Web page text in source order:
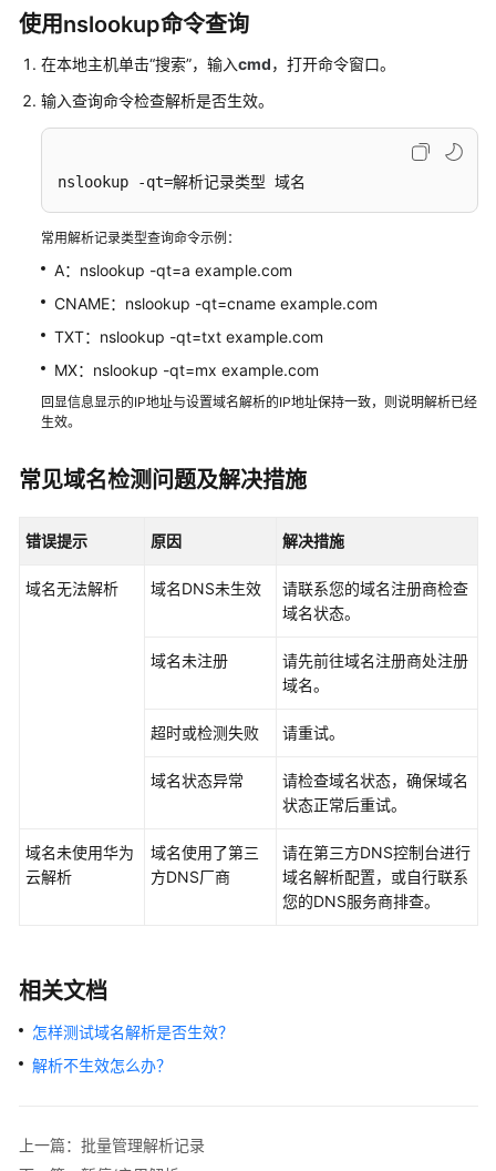
理
解
批
量
管
解
析
记
公
解
解
域
名
泛
析
置
使用nslookup命令查询
在本地主机单击“搜索”，输入cmd，打开命令窗口。
输入查询命令检查解析是否生效。
nslookup -qt=解析记录类型 域名
常用解析记录类型查询命令示例：
A：nslookup -qt=a example.com
CNAME：nslookup -qt=cname example.com
TXT：nslookup -qt=txt example.com
MX：nslookup -qt=mx example.com
回显信息显示的IP地址与设置域名解析的IP地址保持一致，则说明解析已经
生效。
常见域名检测问题及解决措施
错误提示 原因 解决措施
域名无法解析 域名DNS未生效
请联系您的域名注册商检查
域名状态。
域名未注册
请先前往域名注册商处注册
域名。
超时或检测失败 请重试。
域名状态异常
请检查域名状态，确保域名
状态正常后重试。
域名未使用华为
云解析
域名使用了第三
方DNS厂商
请在第三方DNS控制台进行
域名解析配置，或自行联系
您的DNS服务商排查。
相关文档
怎样测试域名解析是否生效？
解析不生效怎么办？
上一篇：批量管理解析记录